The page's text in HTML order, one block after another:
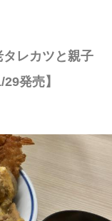
タレカツと親子
発売】